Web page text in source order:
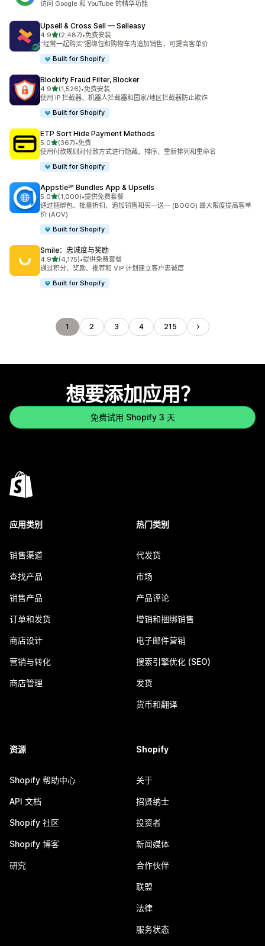
访问 Google 和 YouTube 的精华功能
Upsell & Cross Sell — Selleasy
4.9星（满分 5 星）
(2,487)
总共 2487 条评论
•免费安装
“经常一起购买”捆绑包和购物车内追加销售，可提高客单价
Built for Shopify
Blockify Fraud Filter, Blocker
4.9星（满分 5 星）
(1,526)
总共 1526 条评论
•免费安装
使用 IP 拦截器、机器人拦截器和国家/地区拦截器防止欺诈
Built for Shopify
ETP Sort Hide Payment Methods
5.0星（满分 5 星）
(367)
总共 367 条评论
•免费
使用付款规则对付款方式进行隐藏、排序、重新排列和重命名
Built for Shopify
Appstle℠ Bundles App & Upsells
5.0星（满分 5 星）
(1,000)
总共 1000 条评论
•提供免费套餐
通过捆绑包、批量折扣、追加销售和买一送一 (BOGO) 最大限度提高客单
价 (AOV)
Built for Shopify
Smile：忠诚度与奖励
4.9星（满分 5 星）
(4,175)
总共 4175 条评论
•提供免费套餐
通过积分、奖励、推荐和 VIP 计划建立客户忠诚度
Built for Shopify
1 2 3 4 215
想要添加应用？
免费试用 Shopify 3 天
应用类别
销售渠道
查找产品
销售产品
订单和发货
商店设计
营销与转化
商店管理
热门类别
代发货
市场
产品评论
增销和捆绑销售
电子邮件营销
搜索引擎优化 (SEO)
发货
货币和翻译
资源
Shopify 帮助中心
API 文档
Shopify 社区
Shopify 博客
研究
Shopify
关于
招贤纳士
投资者
新闻媒体
合作伙伴
联盟
法律
服务状态